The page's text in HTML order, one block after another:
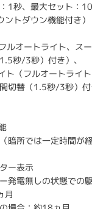
1秒、最大セット：
ントダウン機能付き
ルオートライト、ス
秒/3秒）付き）、
ト（フルオートライ
切替（1.5秒/3秒）付
暗所では一定時間が
ー表示
発電無しの状態での
月